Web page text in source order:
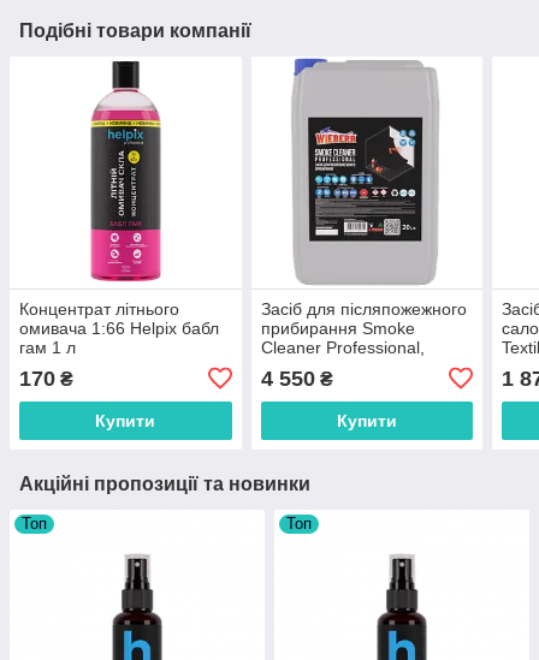
Подібні товари компанії
Концентрат літнього
омивача 1:66 Helpix бабл
гам 1 л
170 ₴
Купити
Засіб для післяпожежного
прибирання Smoke
Cleaner Professional,
концентрат 1:5–1:10, 20 л
4 550₴
Купити
1
Акційні пропозиції та новинки
Топ Топ